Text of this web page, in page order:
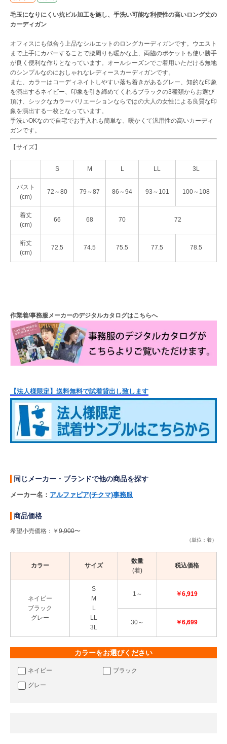
毛玉になりにくい抗ピル加工を施し、手洗い可能な利便性の高いロング丈の
カーディガン
オフィスにも似合う上品なシルエットのロングカーディガンです。ウエスト
まで上手にカバーすることで腰周りも暖かな上、両脇のポケットも使い勝手
が良く便利な作りとなっています。オールシーズンでご着用いただける無地
のシンプルなのにおしゃれなレディースカーディガンです。
また、カラーはコーディネイトしやすい落ち着きがあるグレー、知的な印象
を演出するネイビー、印象を引き締めてくれるブラックの3種類からお選び
頂け、シックなカラーバリエーションならではの大人の女性による良質な印
象を演出する一枚となっています。
手洗いOKなので自宅でお手入れも簡単な、暖かくて汎用性の高いカーディ
ガンです。
【サイズ】
S M L LL 3L
バスト
(cm)
72～80 79～87 86～94 93～101 100～108
着丈
(cm)
66 68 70 72
裄丈
(cm)
72.5 74.5 75.5 77.5 78.5
作業着/事務服メーカーのデジタルカタログはこちらへ
【法人様限定】送料無料で試着貸出し致します
同じメーカー・ブランドで他の商品を探す
メーカー名： アルファピア(チクマ)事務服
商品価格
希望小売価格：￥ 9,900〜
（単位：着）
カラー サイズ
数量
(着)
税込価格
ネイビー
ブラック
グレー
S
M
L
LL
3L
1～ ￥6,919
30～ ￥6,699
カラーをお選びください
ネイビー ブラック
グレー